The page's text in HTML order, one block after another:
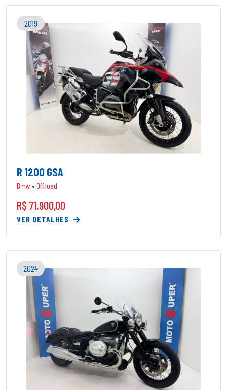
2019
R 1200 GSA
Bmw • Offroad
R$ 71.900,00
VER DETALHES
2024